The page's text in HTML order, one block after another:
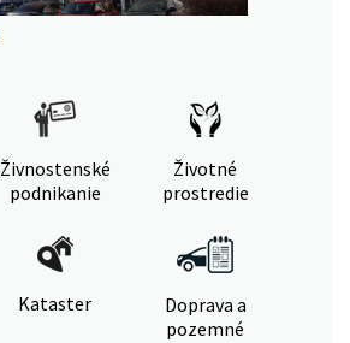
Živnostenské
podnikanie
Životné
prostredie
Kataster
Doprava a
pozemné